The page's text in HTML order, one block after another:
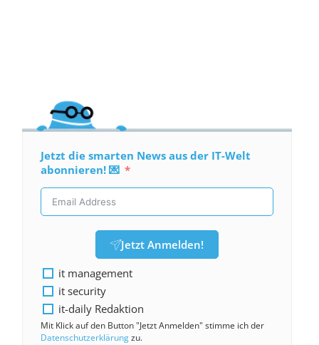
Jetzt die smarten News aus der IT-Welt
abonnieren! 💌
Jetzt Anmelden!
it management
it security
it-daily Redaktion
Mit Klick auf den Button "Jetzt Anmelden" stimme ich der
Datenschutzerklärungzu.